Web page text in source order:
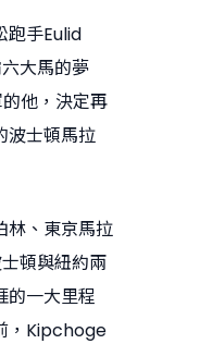
跑手Eulid
大馬的夢
他，決定再
波士頓馬拉
林、東京馬拉
頓與紐約兩
的一大里程
，Kipchoge